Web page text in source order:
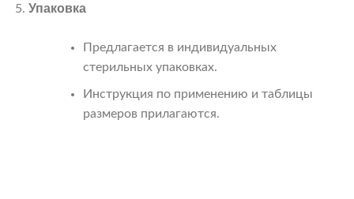
Упаковка
Предлагается в индивидуальных
стерильных упаковках.
Инструкция по применению и таблицы
размеров прилагаются.